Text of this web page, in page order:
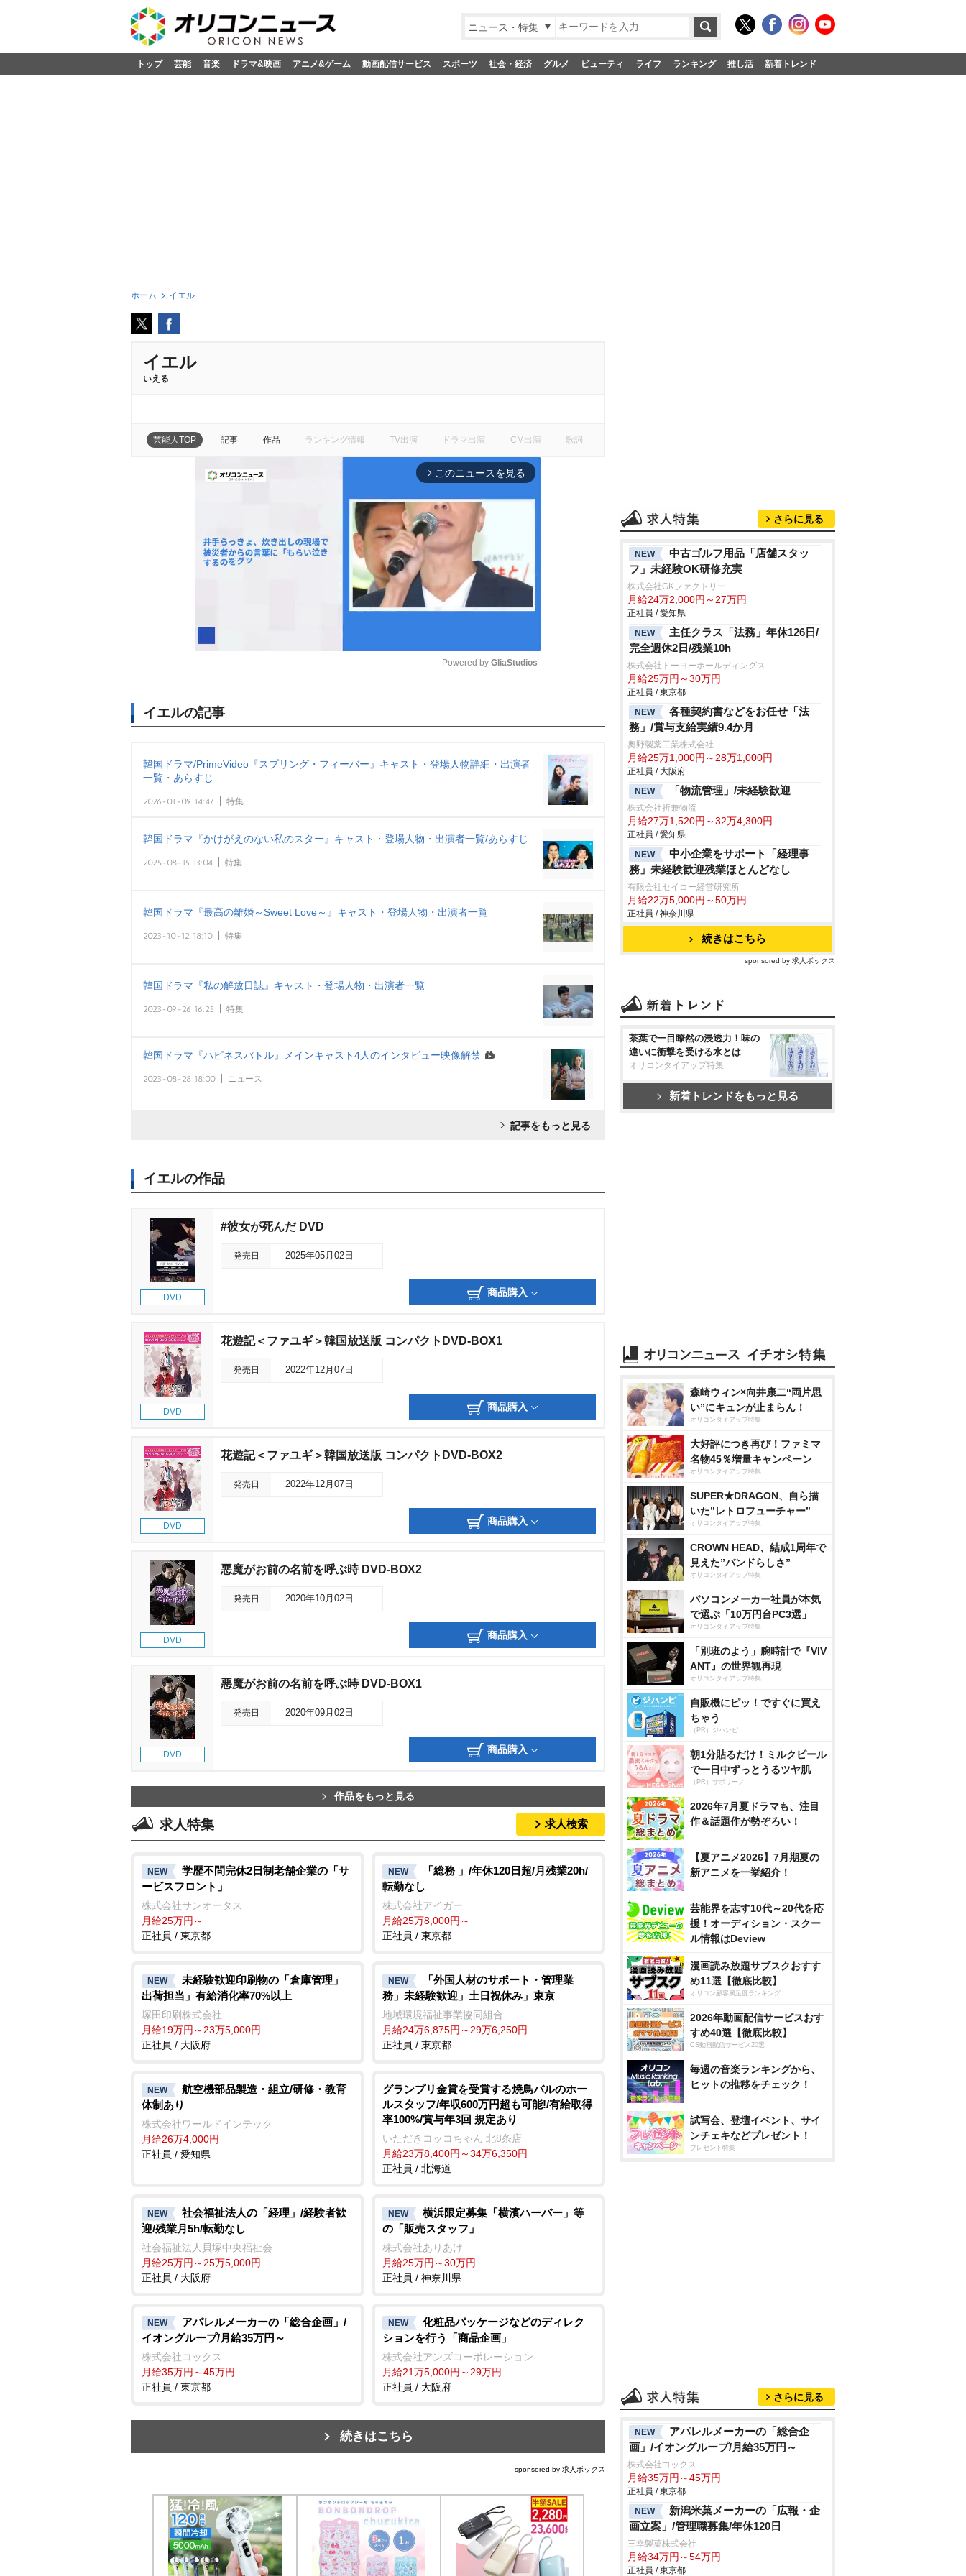
ニュース・特集
トップ 芸能 音楽 ドラマ&映画 アニメ&ゲーム 動画配信サービス スポーツ 社会・経済 グルメ ビューティ ライフ ランキング 推し活 新着トレンド
ホーム イエル
イエル
いえる
芸能人TOP 記事 作品 ランキング情報 TV出演 ドラマ出演 CM出演 歌詞
arrow_forward_ios このニュースを見る
u
e
Powered by GliaStudios
イエルの記事
韓国ドラマ/PrimeVideo『スプリング・フィーバー』キャスト・登場人物詳細・出演者
一覧・あらすじ
2026-01-09 14:47 特集
韓国ドラマ『かけがえのない私のスター』キャスト・登場人物・出演者一覧/あらすじ
2025-08-15 13:04 特集
韓国ドラマ『最高の離婚～Sweet Love～』キャスト・登場人物・出演者一覧
2023-10-12 18:10 特集
韓国ドラマ『私の解放日誌』キャスト・登場人物・出演者一覧
2023-09-26 16:25 特集
韓国ドラマ『ハピネスバトル』メインキャスト4人のインタビュー映像解禁
2023-08-28 18:00 ニュース
記事をもっと見る
イエルの作品
DVD
#彼女が死んだ DVD
発売日 2025年05月02日
商品購入
DVD
花遊記＜ファユギ＞韓国放送版 コンパクトDVD-BOX1
発売日 2022年12月07日
商品購入
DVD
花遊記＜ファユギ＞韓国放送版 コンパクトDVD-BOX2
発売日 2022年12月07日
商品購入
DVD
悪魔がお前の名前を呼ぶ時 DVD-BOX2
発売日 2020年10月02日
商品購入
DVD
悪魔がお前の名前を呼ぶ時 DVD-BOX1
発売日 2020年09月02日
商品購入
作品をもっと見る
求人特集 求人検索
NEW
学歴不問完休2日制老舗企業の「サ
ービスフロント」
株式会社サンオータス
月給25万円～
正社員 / 東京都
NEW
「総務 」/年休120日超/月残業20h/
転勤なし
株式会社アイガー
月給25万8,000円～
正社員 / 東京都
NEW
未経験歓迎印刷物の「倉庫管理」
出荷担当」有給消化率70%以上
塚田印刷株式会社
月給19万円～23万5,000円
正社員 / 大阪府
NEW
「外国人材のサポート・管理業
務」未経験歓迎」土日祝休み」東京
地域環境福祉事業協同組合
月給24万6,875円～29万6,250円
正社員 / 東京都
NEW
航空機部品製造・組立/研修・教育
体制あり
株式会社ワールドインテック
月給26万4,000円
正社員 / 愛知県
グランプリ金賞を受賞する焼鳥バルのホー
ルスタッフ/年収600万円超も可能!/有給取得
率100%/賞与年3回 規定あり
いただきコッコちゃん 北8条店
月給23万8,400円～34万6,350円
正社員 / 北海道
NEW
社会福祉法人の「経理」/経験者歓
迎/残業月5h/転勤なし
社会福祉法人貝塚中央福祉会
月給25万円～25万5,000円
正社員 / 大阪府
NEW
横浜限定募集「横濱ハーバー」等
の「販売スタッフ」
株式会社ありあけ
月給25万円～30万円
正社員 / 神奈川県
NEW
アパレルメーカーの「総合企画」/
イオングループ/月給35万円～
株式会社コックス
月給35万円～45万円
正社員 / 東京都
NEW
化粧品パッケージなどのディレク
ションを行う「商品企画」
株式会社アンズコーポレーション
月給21万5,000円～29万円
正社員 / 大阪府
続きはこちら
sponsored by 求人ボックス
さらに見る
NEW
中古ゴルフ用品「店舗スタッ
フ」未経験OK研修充実
株式会社GKファクトリー
月給24万2,000円～27万円
正社員 / 愛知県
NEW
主任クラス「法務」年休126日/
完全週休2日/残業10h
株式会社トーヨーホールディングス
月給25万円～30万円
正社員 / 東京都
NEW
各種契約書などをお任せ「法
務」/賞与支給実績9.4か月
奥野製薬工業株式会社
月給25万1,000円～28万1,000円
正社員 / 大阪府
NEW
「物流管理」/未経験歓迎
株式会社折兼物流
月給27万1,520円～32万4,300円
正社員 / 愛知県
NEW
中小企業をサポート「経理事
務」未経験歓迎残業ほとんどなし
有限会社セイコー経営研究所
月給22万5,000円～50万円
正社員 / 神奈川県
続きはこちら
sponsored by 求人ボックス
茶葉で一目瞭然の浸透力！味の
違いに衝撃を受ける水とは
オリコンタイアップ特集
新着トレンドをもっと見る
森崎ウィン×向井康二“両片思
い”にキュンが止まらん！
オリコンタイアップ特集
大好評につき再び！ファミマ
名物45％増量キャンペーン
オリコンタイアップ特集
SUPER★DRAGON、自ら描
いた”レトロフューチャー”
オリコンタイアップ特集
CROWN HEAD、結成1周年で
見えた”バンドらしさ”
オリコンタイアップ特集
パソコンメーカー社員が本気
で選ぶ「10万円台PC3選」
オリコンタイアップ特集
「別班のよう」腕時計で『VIV
ANT』の世界観再現
オリコンタイアップ特集
自販機にピッ！ですぐに買え
ちゃう
（PR）ジハンピ
朝1分貼るだけ！ミルクピール
で一日中ずっとうるツヤ肌
（PR）サボリーノ
2026年7月夏ドラマも、注目
作＆話題作が勢ぞろい！
【夏アニメ2026】7月期夏の
新アニメを一挙紹介！
芸能界を志す10代～20代を応
援！オーディション・スクー
ル情報はDeview
漫画読み放題サブスクおすす
め11選【徹底比較】
オリコン顧客満足度ランキング
2026年動画配信サービスおす
すめ40選【徹底比較】
CS動画配信サービス20選
毎週の音楽ランキングから、
ヒットの推移をチェック！
試写会、登壇イベント、サイ
ンチェキなどプレゼント！
プレゼント特集
さらに見る
NEW
アパレルメーカーの「総合企
画」/イオングループ/月給35万円～
株式会社コックス
月給35万円～45万円
正社員 / 東京都
NEW
新潟米菓メーカーの「広報・企
画立案」/管理職募集/年休120日
三幸製菓株式会社
月給34万円～54万円
正社員 / 東京都